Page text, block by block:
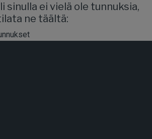
sinulla ei vielä ole tunnuksia,
ne täältä: